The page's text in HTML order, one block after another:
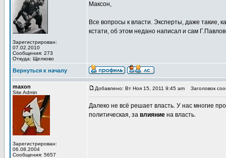
Зарегистрирован:
07.02.2010
Сообщения: 273
Откуда: Щелково
Максон,
Все вопросы к власти. Эксперты, даже такие,
кстати, об этом недано написал и сам
Вернуться к началу
maxon
Site Admin
Зарегистрирован:
06.08.2004
Сообщения: 5657
Добавлено: Вт Ноя 15, 2011 9:45 am Заголовок
Далеко не всё решает власть. У нас многие
политическая, за влияние на власть.